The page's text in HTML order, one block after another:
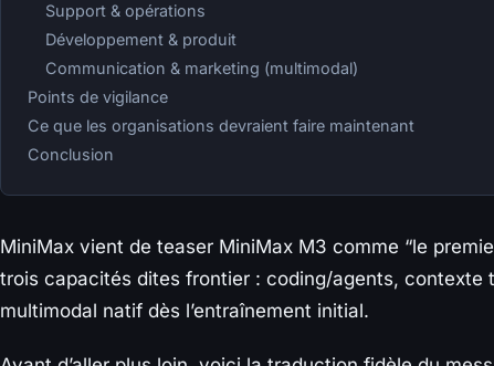
Support & opérations
Développement & produit
Communication & marketing (multimodal)
Points de vigilance
Ce que les organisations devraient faire maintenant
Conclusion
MiniMax vient de teaser MiniMax M3 comme “le
trois capacités dites frontier : coding/agents, contexte
multimodal natif dès l’entraînement initial.